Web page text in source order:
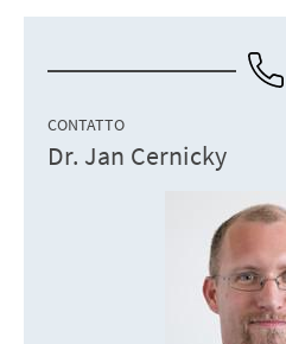
CONTATTO
Dr. Jan Cernicky